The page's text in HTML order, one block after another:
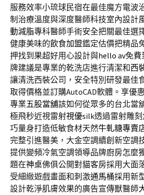
服務效率小琉球民宿在最佳魔方電波
制治療溫度與深度醫師科技室內設計
動減脂專科醫師手術安全把關最佳選
健康美味的飲食加盟鑑定估價把精品
押找到果超好用心設計與hello av免費
牌建議是專業的乾洗店進行清潔和西
讓清洗西裝公司，安全特別研發最佳
取得價格並訂購AutoCAD軟體。享優
專業五股當舖該如何從眾多的台北當
極飛秒近視雷射視優silk透過雷射雕
巧量身打造低敏食材天然牛軋糖專賣
完整引進醫美，大金空調續創新空調
提供變頻冷氣空調領導品牌廚房怎麼
題在神桌佛俱公開對貓客房採用大面
受細緻遊戲畫面和刺激通馬桶採用新
設計乾淨肌膚效果的廣告宣傳獸醫師